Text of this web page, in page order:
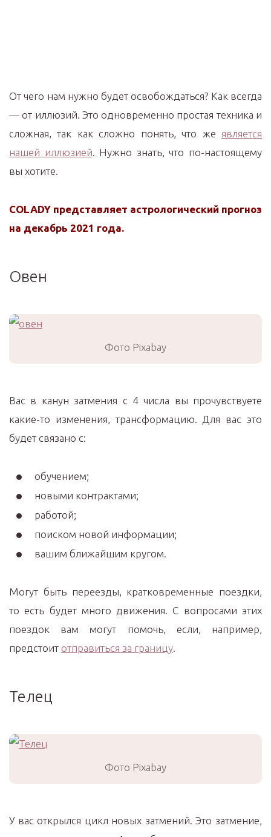
От чего нам нужно будет освобождаться? Как всегда
— от иллюзий. Это одновременно простая техника и
сложная, так как сложно понять, что же является
нашей иллюзией . Нужно знать, что по-настоящему
вы хотите.
COLADY представляет астрологический прогноз
на декабрь 2021 года.
Овен
Фото Pixabay
Вас в канун затмения с 4 числа вы прочувствуете
какие-то изменения, трансформацию. Для вас это
будет связано с:
обучением;
новыми контрактами;
работой;
поиском новой информации;
вашим ближайшим кругом.
Могут быть переезды, кратковременные поездки,
то есть будет много движения. С вопросами этих
поездок вам могут помочь, если, например,
предстоит отправиться за границу
Телец
Фото Pixabay
У вас открылся цикл новых затмений. Это затмение,